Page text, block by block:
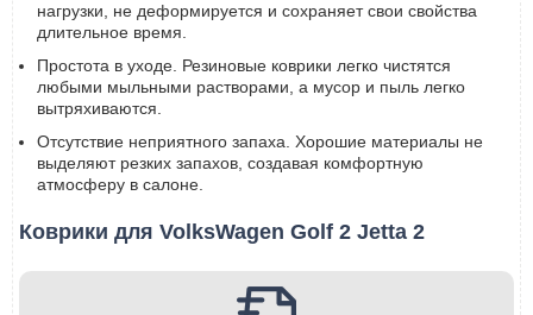
нагрузки, не деформируется и сохраняет свои свойства
длительное время.
Простота в уходе. Резиновые коврики легко чистятся
любыми мыльными растворами, а мусор и пыль легко
вытряхиваются.
Отсутствие неприятного запаха. Хорошие материалы не
выделяют резких запахов, создавая комфортную
атмосферу в салоне.
Коврики для VolksWagen Golf 2 Jetta 2